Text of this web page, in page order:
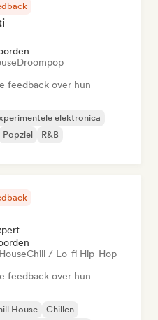
Droompop
feedback over hun
elektronica
Popziel
R&B
Chill / Lo-fi Hip-Hop
feedback over hun
House
Chillen